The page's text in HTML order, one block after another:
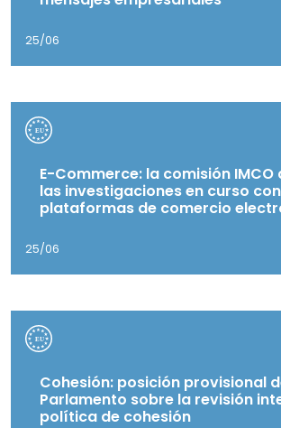
25/06
E-Commerce: la comisión
las investigaciones en curso
plataformas de comercio
25/06
Cohesión: posición provisional
Parlamento sobre la revisión
política de cohesión